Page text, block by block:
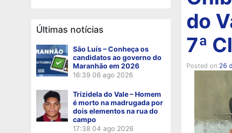
Últimas notícias
São Luís – Conheça os
candidatos ao governo do
Maranhão em 2026
16:39 06 ago 2026
Trizidela do Vale – Homem
é morto na madrugada por
dois elementos na rua do
campo
17:38 04 ago 2026
do
7ª
Posted on 26